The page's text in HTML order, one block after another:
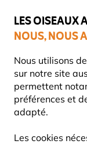
LES OISEAUX
NOUS, NOUS
Nous utilisons
sur notre site
permettent
préférences et
adapté.
Les cookies
catégories.
Faune
LOIR, LÉROT